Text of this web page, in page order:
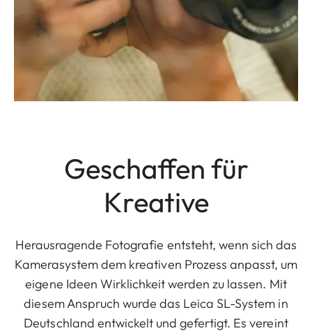
Geschaffen für
Kreative
Herausragende Fotografie entsteht, wenn sich das
Kamerasystem dem kreativen Prozess anpasst, um
eigene Ideen Wirklichkeit werden zu lassen. Mit
diesem Anspruch wurde das Leica SL-System in
Deutschland entwickelt und gefertigt. Es vereint